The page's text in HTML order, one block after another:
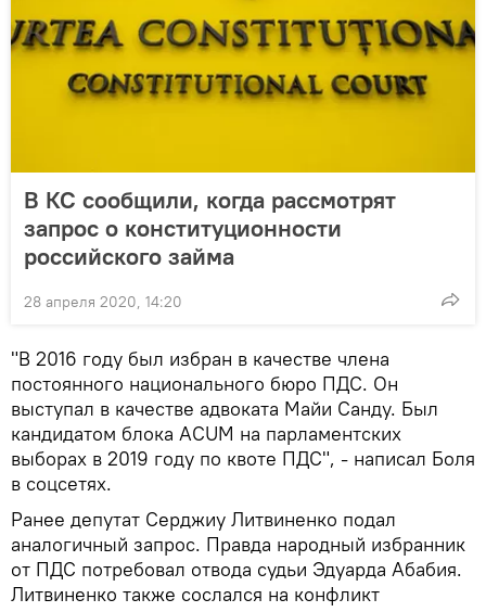
В КС сообщили, когда рассмотрят
запрос о конституционности
российского займа
28 апреля 2020, 14:20
"В 2016 году был избран в качестве члена
постоянного национального бюро ПДС. Он
выступал в качестве адвоката Майи Санду. Был
кандидатом блока ACUM на парламентских
выборах в 2019 году по квоте ПДС", - написал Боля
в соцсетях.
Ранее депутат Серджиу Литвиненко подал
аналогичный запрос. Правда народный избранник
от ПДС потребовал отвода судьи Эдуарда Абабия.
Литвиненко также сослался на конфликт